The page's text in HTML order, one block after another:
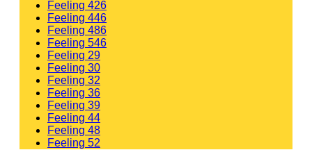
Feeling 426
Feeling 446
Feeling 486
Feeling 546
Feeling 29
Feeling 30
Feeling 32
Feeling 36
Feeling 39
Feeling 44
Feeling 48
Feeling 52